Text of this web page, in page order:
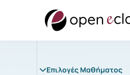
Επιλογές Μαθήματος